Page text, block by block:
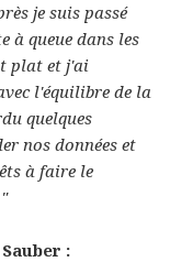
je suis passé
à queue dans les
plat et j'ai
l'équilibre de la
quelques
nos données et
à faire le
: